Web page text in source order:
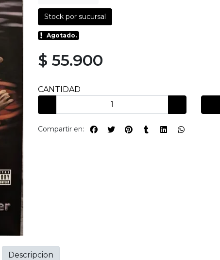
Stock por sucursal
Agotado.
$ 55.900
CANTIDAD
Compartir en:
Descripcion